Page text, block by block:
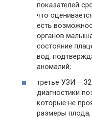
показателей
что
есть
органов
состояние
вод,
аномалий;
третье УЗИ –
диагностики
которые не
размеры плода,